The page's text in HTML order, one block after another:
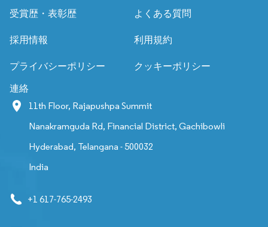
受賞歴・表彰歴 よくある質問
採用情報 利用規約
プライバシーポリシー クッキーポリシー
連絡
11th Floor, Rajapushpa Summit
Nanakramguda Rd, Financial District, Gachibowli
Hyderabad, Telangana - 500032
India
+1 617-765-2493